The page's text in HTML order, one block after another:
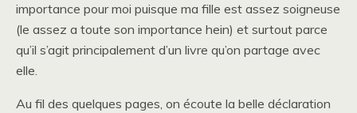
importance pour moi puisque ma fille est assez soigneuse
(le assez a toute son importance hein) et surtout parce
qu’il s’agit principalement d’un livre qu’on partage avec
elle.
Au fil des quelques pages, on écoute la belle déclaration